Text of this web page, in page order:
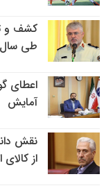
طی سال ۹۶
اعطای
آمایش
نقش
از کالای